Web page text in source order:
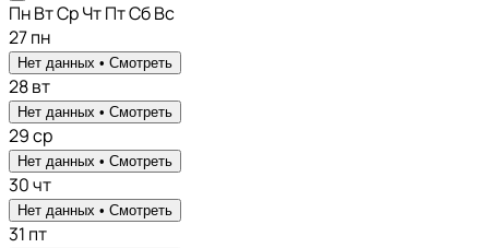
ПнВтСрЧтПтСбВс
27пн
Нет данных • Смотреть
28вт
Нет данных • Смотреть
29ср
Нет данных • Смотреть
30чт
Нет данных • Смотреть
31 пт